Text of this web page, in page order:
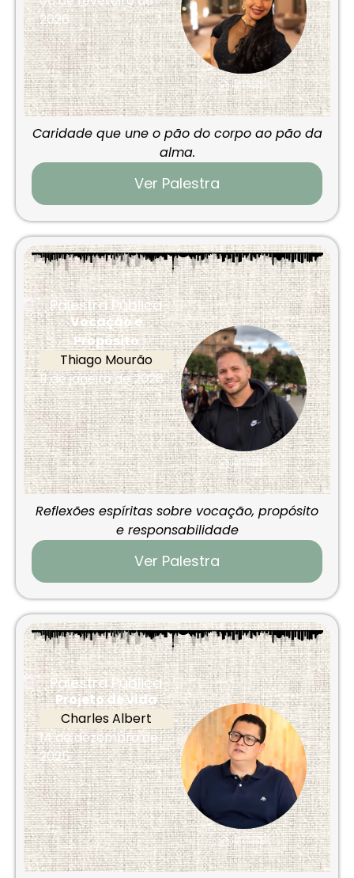
2026
Caridade que une o pão do corpo ao pão da
alma.
Ver Palestra
Palestra Pública
Vocação e
Propósito
Thiago Mourão
11 de janeiro de 2026
Reflexões espíritas sobre vocação, propósito
e responsabilidade
Ver Palestra
Palestra Pública
Projeto de vida
Charles Albert
14 de dezembro de
2025